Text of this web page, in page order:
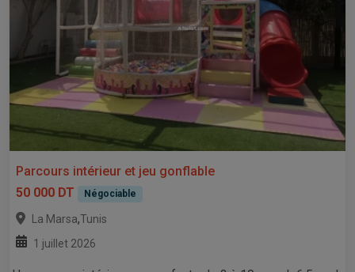
Parcours intérieur et jeu gonflable
50 000 DT
Négociable
La Marsa,Tunis
1 juillet 2026